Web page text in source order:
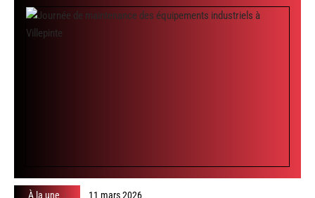
À la une 11 mars 2026